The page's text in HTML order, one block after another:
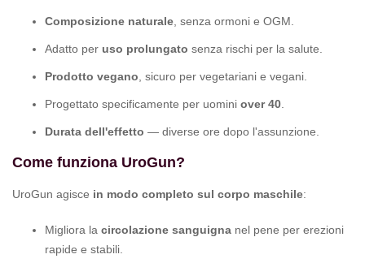
Composizione naturale , senza ormoni e OGM.
Adatto per uso prolungato senza rischi per la salute.
Prodotto vegano , sicuro per vegetariani e vegani.
Progettato specificamente per uomini over 40
Durata dell'effetto — diverse ore dopo l'assunzione.
Come funziona UroGun?
UroGun agisce in modo completo sul corpo maschile:
Migliora la circolazione sanguigna nel pene per erezioni
rapide e stabili.